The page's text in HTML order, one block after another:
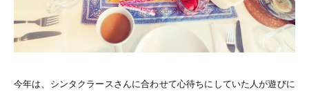
今年は、シンタクラースさんに合わせて心待ちにしていた人が遊びに